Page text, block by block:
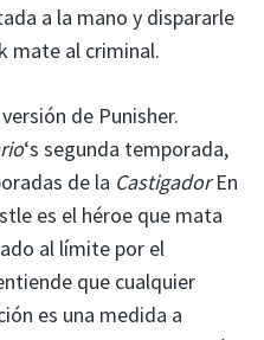
a la mano y dispararle
mate al criminal.
de Punisher.
‘s segunda temporada,
de la CastigadorEn
es el héroe que mata
al límite por el
que cualquier
es una medida a